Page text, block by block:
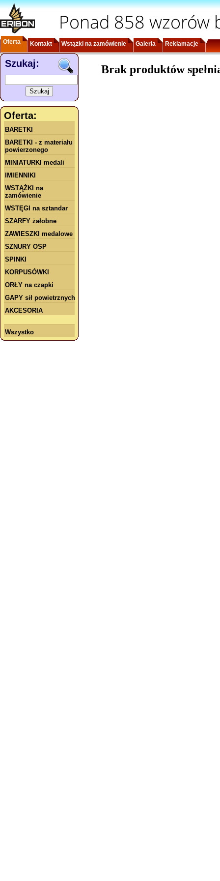
Ponad 858 wzorów
Oferta Kontakt Wstążki na zamówienie Galeria Reklamacje
Szukaj:
Oferta:
BARETKI
BARETKI - z materiału
powierzonego
MINIATURKI medali
IMIENNIKI
WSTĄŻKI na
zamówienie
WSTĘGI na sztandar
SZARFY żałobne
ZAWIESZKI medalowe
SZNURY OSP
SPINKI
KORPUSÓWKI
ORŁY na czapki
GAPY sił powietrznych
AKCESORIA
Wszystko
Brak produktów